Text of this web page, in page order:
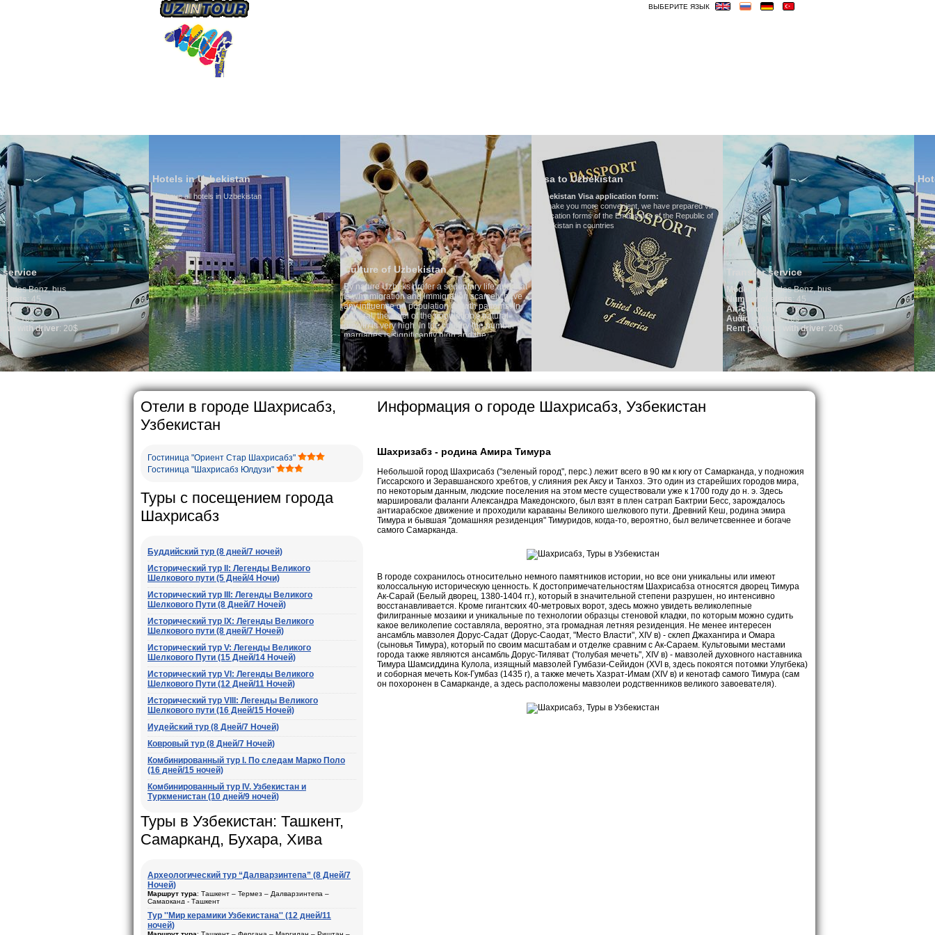
ВЫБЕРИТЕ ЯЗЫК
Hotels in Uzbekistan
We have all hotels in Uzbekistan
Culture of Uzbekistan
By nature Uzbeks prefer a sedentary life and that
is why migration and immigration scarcely have
any influence on population growth patterns. In
general, the level of the population's natural
growth is very high. In the country the number of
marriages is significantly high and the
percentage of divorce cases is one of the lowest
in the world. According to Uzbek tradition, the
family is regarded as something quite sacred.
The usual Uzbek family, particularly in villages, is
rather big. On the average, the Uzbek family has
5-6 children.
Visa to Uzbekistan
Uzbekistan Visa application form:
To make you more convenient, we have prepared visa
application forms of the Embassies of the Republic of
Uzbekistan in countries
Transfer service
Model:Mercedes Benz, bus
Number of seats
Air-conditioner:
Audio system
Rent per hour with driver
Hotels in Uzbekistan
We have all hotels in Uzbekistan
Отели в городе Шахрисабз,
Узбекистан
Гостиница "Ориент Стар Шахрисабз"
Гостиница "Шахрисабз Юлдузи"
Туры с посещением города
Шахрисабз
Буддийский тур (8 дней/7 ночей)
Исторический тур II: Легенды Великого
Шелкового пути (5 Дней/4 Ночи)
Исторический тур III: Легенды Великого
Шелкового Пути (8 Дней/7 Ночей)
Исторический тур IX: Легенды Великого
Шелкового пути (8 дней/7 Ночей)
Исторический тур V: Легенды Великого
Шелкового Пути (15 Дней/14 Ночей)
Исторический тур VI: Легенды Великого
Шелкового Пути (12 Дней/11 Ночей)
Исторический тур VIII: Легенды Великого
Шелкового пути (16 Дней/15 Ночей)
Иудейский тур (8 Дней/7 Ночей)
Ковровый тур (8 Дней/7 Ночей)
Комбинированный тур I. По следам Марко Поло
(16 дней/15 ночей)
Комбинированный тур IV. Узбекистан и
Туркменистан (10 дней/9 ночей)
Туры в Узбекистан: Ташкент,
Самарканд, Бухара, Хива
Археологический тур “Далварзинтепа” (8 Дней/7
Ночей)
Маршрут тура: Ташкент – Термез – Далварзинтепа –
Самарканд - Ташкент
Продолжительность : 8 дней/7 ночей
Тип передвижения: Авиа - перелет и автомобиль
Тур ''Мир керамики Узбекистана'' (12 дней/11
ночей)
Информация о городе Шахрисабз, Узбекистан
Шахризабз - родина Амира Тимура
Небольшой город Шахрисабз ("зеленый город", перс.) лежит всего в 90 км к югу от Самарканда, у подножия
Гиссарского и Зеравшанского хребтов, у слияния рек Аксу и Танхоз. Это один из старейших городов мира,
по некоторым данным, людские поселения на этом месте существовали уже к 1700 году до н. э. Здесь
маршировали фаланги Александра Македонского, был взят в плен сатрап Бактрии Бесс, зарождалось
антиарабское движение и проходили караваны Великого шелкового пути. Древний Кеш, родина эмира
Тимура и бывшая "домашняя резиденция" Тимуридов, когда-то, вероятно, был величетсвеннее и богаче
самого Самарканда.
В городе сохранилось относительно немного памятников истории, но все они уникальны или имеют
колоссальную историческую ценность. К достопримечательностям Шахрисабза относятся дворец Тимура
Ак-Сарай (Белый дворец, 1380-1404 гг.), который в значительной степени разрушен, но интенсивно
восстанавливается. Кроме гигантских 40-метровых ворот, здесь можно увидеть великолепные
филигранные мозаики и уникальные по технологии образцы стеновой кладки, по которым можно судить
какое великолепие составляла, вероятно, эта громадная летняя резиденция. Не менее интересен
ансамбль мавзолея Дорус-Садат (Дорус-Саодат, "Место Власти", XIV в) - склеп Джахангира и Омара
(сыновья Тимура), который по своим масштабам и отделке сравним с Ак-Сараем. Культовыми местами
города также являются ансамбль Дорус-Тиляват ("голубая мечеть", XIV в) - мавзолей духовного наставника
Тимура Шамсиддина Кулола, изящный мавзолей Гумбази-Сейидон (XVI в, здесь покоятся потомки Улугбека)
и соборная мечеть Кок-Гумбаз (1435 г), а также мечеть Хазрат-Имам (XIV в) и кенотаф самого Тимура (сам
он похоронен в Самарканде, а здесь расположены мавзолеи родственников великого завоевателя).